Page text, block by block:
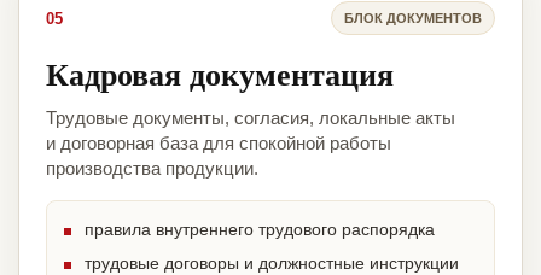
05 БЛОК ДОКУМЕНТОВ
Кадровая документация
Трудовые документы, согласия, локальные акты
и договорная база для спокойной работы
производства продукции.
правила внутреннего трудового распорядка
трудовые договоры и должностные инструкции